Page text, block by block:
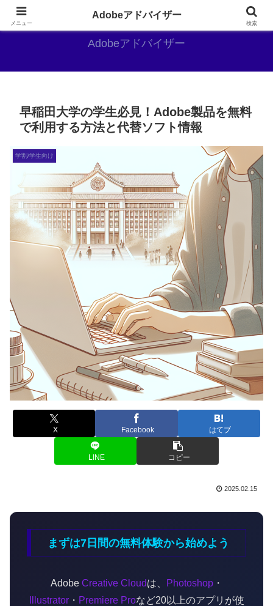
Adobe好きのAdobe推しブログ
Adobeアドバイザー
早稲田大学の学生必見！Adobe製品を無料
で利用する方法と代替ソフト情報
学割/学生向け
X Facebook はてブ
LINE コピー
2025.02.15
まずは7日間の無料体験から始めよう
Adobe Creative Cloudは、 Photoshop・
Illustrator・ Premiere Proなど20以上のアプリが使
メニュー
Adobeアドバイザー
検索